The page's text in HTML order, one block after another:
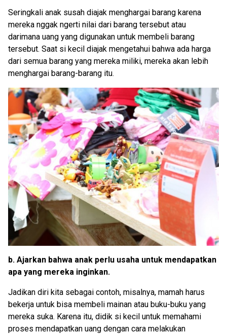
Seringkali anak susah diajak menghargai barang karena
mereka nggak ngerti nilai dari barang tersebut atau
darimana uang yang digunakan untuk membeli barang
tersebut. Saat si kecil diajak mengetahui bahwa ada harga
dari semua barang yang mereka miliki, mereka akan lebih
menghargai barang-barang itu.
b. Ajarkan bahwa anak perlu usaha untuk mendapatkan
apa yang mereka inginkan.
Jadikan diri kita sebagai contoh, misalnya, mamah harus
bekerja untuk bisa membeli mainan atau buku-buku yang
mereka suka. Karena itu, didik si kecil untuk memahami
proses mendapatkan uang dengan cara melakukan